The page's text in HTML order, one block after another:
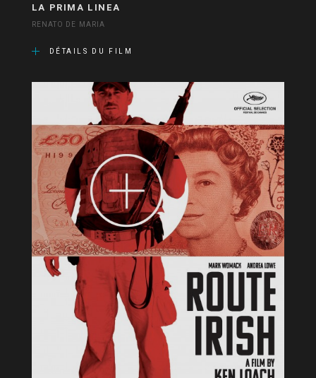
LA PRIMA LINEA
RENATO DE MARIA
DÉTAILS DU FILM